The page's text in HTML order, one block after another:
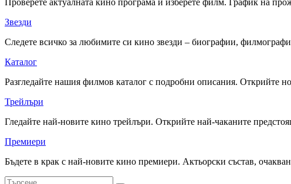
Проверете актуалната кино програма и изберете филм. График на
Звезди
Следете всичко за любимите си кино звезди – биографии,
Каталог
Разгледайте нашия филмов каталог с подробни описания. Открийте
Трейлъри
Гледайте най-новите кино трейлъри. Открийте най-чаканите
Премиери
Бъдете в крак с най-новите кино премиери. Актьорски състав,